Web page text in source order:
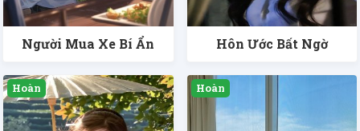
Người Mua Xe Bí Ẩn Hôn Ước Bất Ngờ